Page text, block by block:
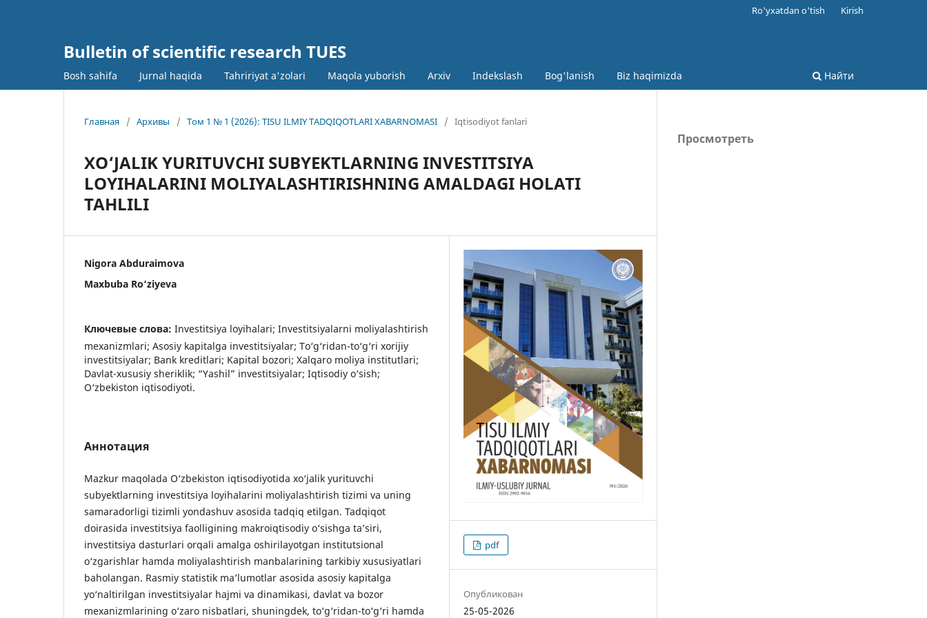
Bulletin of scientific research TUES
Bosh sahifa Jurnal haqida Tahririyat a'zolari Maqola yuborish Arxiv Indekslash Bog'lanish Biz haqimizda Найти
Ro'yxatdan o'tish Kirish
Главная / Архивы / Том 1 № 1 (2026): TISU ILMIY TADQIQOTLARI XABARNOMASI / Iqtisodiyot fanlari
XO‘JALIK YURITUVCHI SUBYEKTLARNING INVESTITSIYA
LOYIHALARINI MOLIYALASHTIRISHNING AMALDAGI HOLATI
TAHLILI
Nigora Abduraimova
Maxbuba Ro‘ziyeva
Ключевые слова: Investitsiya loyihalari; Investitsiyalarni moliyalashtirish
mexanizmlari; Asosiy kapitalga investitsiyalar; To‘g‘ridan-to‘g‘ri xorijiy
investitsiyalar; Bank kreditlari; Kapital bozori; Xalqaro moliya institutlari;
Davlat-xususiy sheriklik; “Yashil” investitsiyalar; Iqtisodiy o‘sish;
O‘zbekiston iqtisodiyoti.
Аннотация
Mazkur maqolada O‘zbekiston iqtisodiyotida xo‘jalik yurituvchi
subyektlarning investitsiya loyihalarini moliyalashtirish tizimi va uning
samaradorligi tizimli yondashuv asosida tadqiq etilgan. Tadqiqot
doirasida investitsiya faolligining makroiqtisodiy o‘sishga taʼsiri,
investitsiya dasturlari orqali amalga oshirilayotgan institutsional
o‘zgarishlar hamda moliyalashtirish manbalarining tarkibiy xususiyatlari
baholangan. Rasmiy statistik maʼlumotlar asosida asosiy kapitalga
yo‘naltirilgan investitsiyalar hajmi va dinamikasi, davlat va bozor
mexanizmlarining o‘zaro nisbatlari, shuningdek, to‘g‘ridan-to‘g‘ri hamda
pdf
Опубликован
25-05-2026
Просмотреть